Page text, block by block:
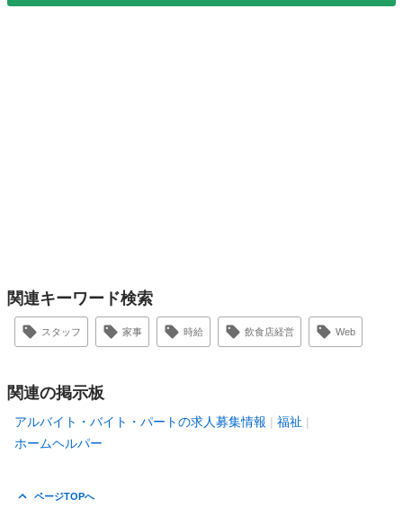
関連キーワード検索
スタッフ 家事 時給 飲食店経営 Web
関連の掲示板
アルバイト・バイト・パートの求人募集情報
福祉
ホームヘルパー
ページTOPへ